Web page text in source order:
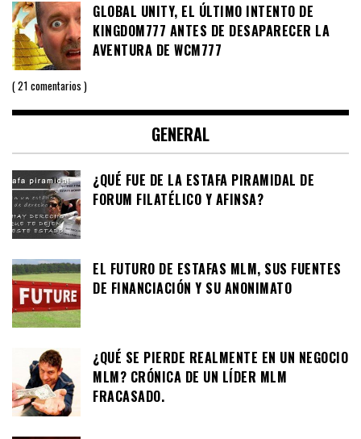
GLOBAL UNITY, EL ÚLTIMO INTENTO DE
KINGDOM777 ANTES DE DESAPARECER LA
AVENTURA DE WCM777
21 comentarios
GENERAL
¿QUÉ FUE DE LA ESTAFA PIRAMIDAL DE
FORUM FILATÉLICO Y AFINSA?
EL FUTURO DE ESTAFAS MLM, SUS FUENTES
DE FINANCIACIÓN Y SU ANONIMATO
¿QUÉ SE PIERDE REALMENTE EN UN NEGOCIO
MLM? CRÓNICA DE UN LÍDER MLM
FRACASADO.